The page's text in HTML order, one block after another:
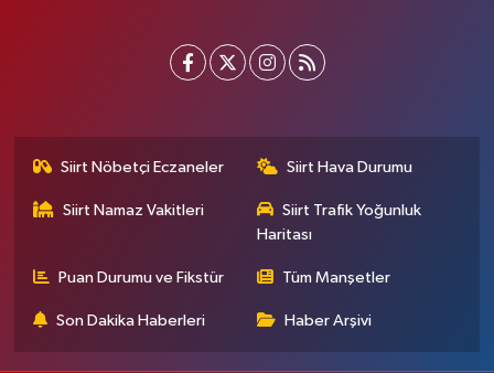
Siirt Nöbetçi Eczaneler Siirt Hava Durumu
Siirt Namaz Vakitleri
Siirt Trafik Yoğunluk
Haritası
Puan Durumu ve Fikstür Tüm Manşetler
Son Dakika Haberleri Haber Arşivi